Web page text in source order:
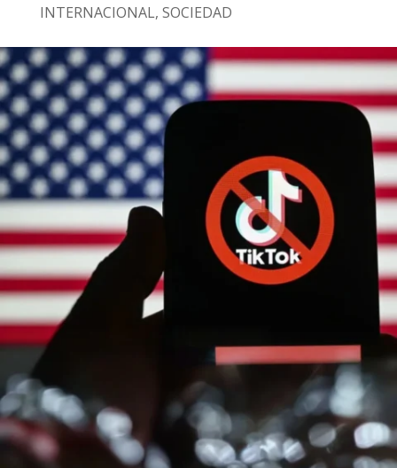
INTERNACIONAL, SOCIEDAD